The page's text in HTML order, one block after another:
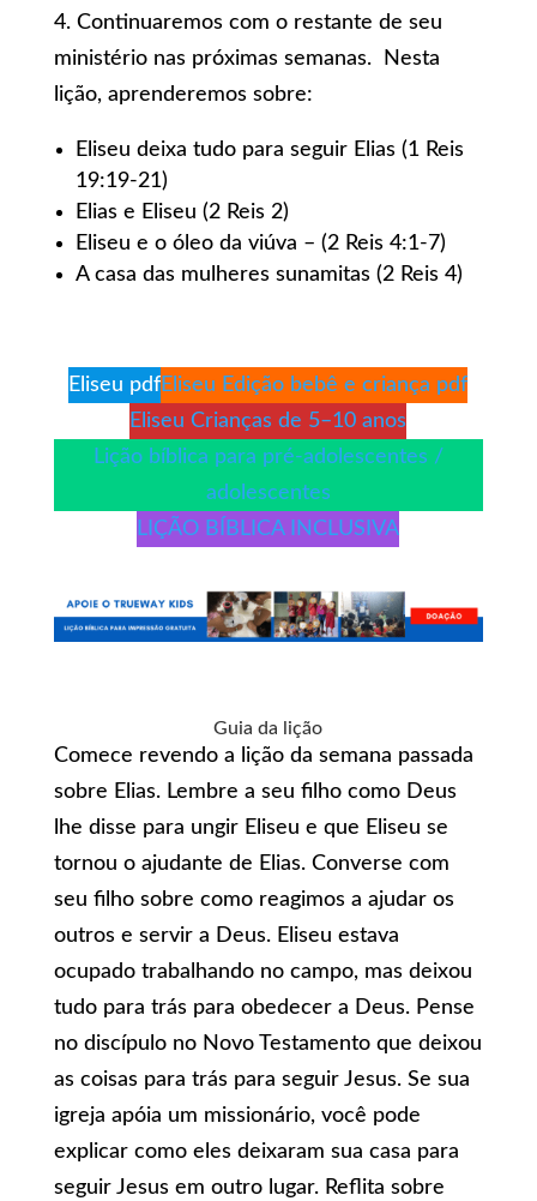
4. Continuaremos com o restante de seu
ministério nas próximas semanas. Nesta
lição, aprenderemos sobre:
Eliseu deixa tudo para seguir Elias (1 Reis
19:19-21)
Elias e Eliseu (2 Reis 2)
Eliseu e o óleo da viúva – (2 Reis 4:1-7)
A casa das mulheres sunamitas (2 Reis 4)
Eliseu pdfEliseu Edição bebê e criança pdf
Eliseu Crianças de 5–10 anos
Lição bíblica para pré-adolescentes /
adolescentes
LIÇÃO BÍBLICA INCLUSIVA
Guia da lição
Comece revendo a lição da semana passada
sobre Elias. Lembre a seu filho como Deus
lhe disse para ungir Eliseu e que Eliseu se
tornou o ajudante de Elias. Converse com
seu filho sobre como reagimos a ajudar os
outros e servir a Deus. Eliseu estava
ocupado trabalhando no campo, mas deixou
tudo para trás para obedecer a Deus. Pense
no discípulo no Novo Testamento que deixou
as coisas para trás para seguir Jesus. Se sua
igreja apóia um missionário, você pode
explicar como eles deixaram sua casa para
seguir Jesus em outro lugar. Reflita sobre